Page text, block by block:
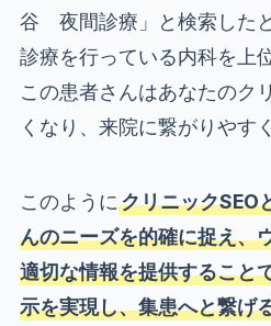
谷 夜間診療」と検索した
診療を行っている内科を上
この患者さんはあなたのク
くなり、来院に繋がりやす
このようにクリニックSEO
んのニーズを的確に捉え、
適切な情報を提供すること
示を実現し、集患へと繋げ